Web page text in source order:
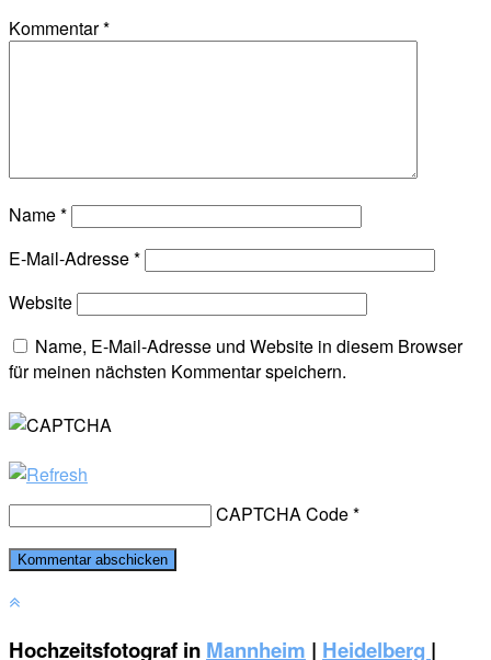
Kommentar*
Name*
E-Mail-Adresse*
Website
Name, E-Mail-Adresse und Website in diesem Browser
für meinen nächsten Kommentar speichern.
CAPTCHA Code*
Hochzeitsfotograf in Mannheim | Heidelberg |